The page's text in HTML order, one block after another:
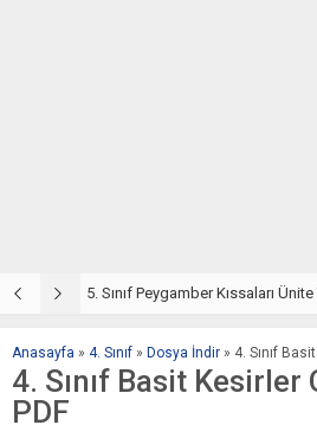
5. Sınıf Peygamber Kıssaları
Anasayfa » 4. Sınıf » Dosya İndir » 4. Sınıf
4. Sınıf Basit Kesirler
PDF